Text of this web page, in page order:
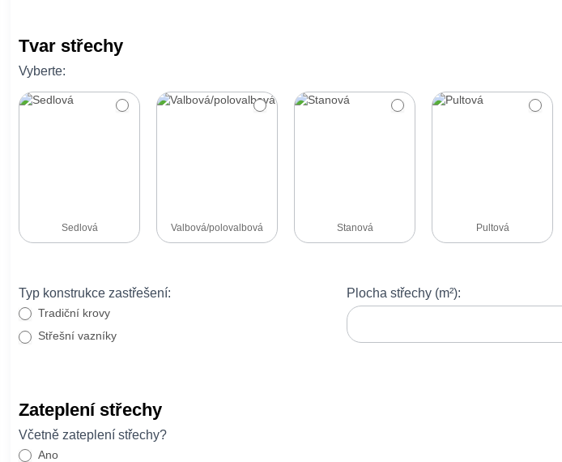
střechy
-
m2
Tvar střechy
Vyberte:
Sedlová Valbová/polovalbová Stanová Pultová
Typ konstrukce zastřešení:
Tradiční krovy
Střešní vazníky
Plocha střechy (m²):
Zateplení střechy
Včetně zateplení střechy?
Ano